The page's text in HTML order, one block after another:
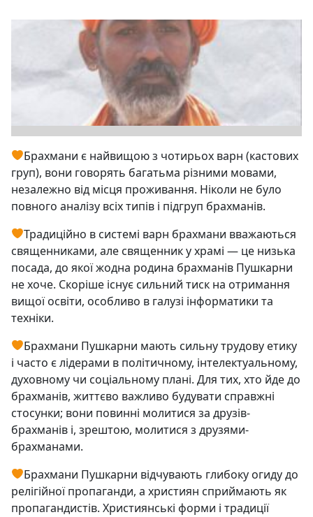
Брахмани є найвищою з чотирьох варн (кастових
груп), вони говорять багатьма різними мовами,
незалежно від місця проживання. Ніколи не було
повного аналізу всіх типів і підгруп брахманів.
Традиційно в системі варн брахмани вважаються
священниками, але священник у храмі — це низька
посада, до якої жодна родина брахманів Пушкарни
не хоче. Скоріше існує сильний тиск на отримання
вищої освіти, особливо в галузі інформатики та
техніки.
Брахмани Пушкарни мають сильну трудову етику
і часто є лідерами в політичному, інтелектуальному,
духовному чи соціальному плані. Для тих, хто йде до
брахманів, життєво важливо будувати справжні
стосунки; вони повинні молитися за друзів-
брахманів і, зрештою, молитися з друзями-
брахманами.
Брахмани Пушкарни відчувають глибоку огиду до
релігійної пропаганди, а християн сприймають як
пропагандистів. Християнські форми і традиції